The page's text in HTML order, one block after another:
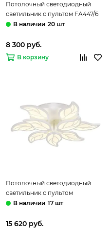
Потолочный светодиодный
светильник с пультом FA447/6
CF 108W кофейный (ПДУ
20 шт
8 300 руб.
В корзину
Потолочный светодиодный
светильник с пультом
FA460/6+3 WH 135W белый (ПДУ
17 шт
15 620 руб.